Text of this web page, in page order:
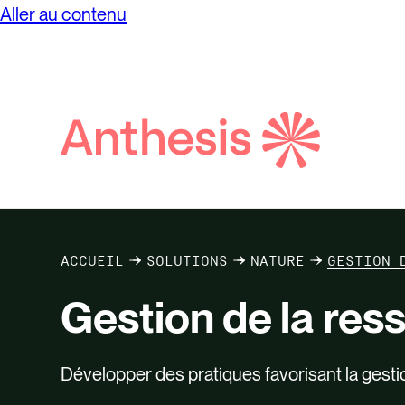
Aller au contenu
Insights
ACCUEIL SOLUTIONS NATURE GESTION
Gestion de la
Développer des pratiques favorisant la